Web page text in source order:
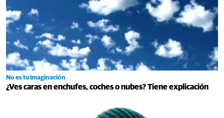
No es tu imaginación
¿Ves caras en enchufes, coches o nubes? Tiene explicación